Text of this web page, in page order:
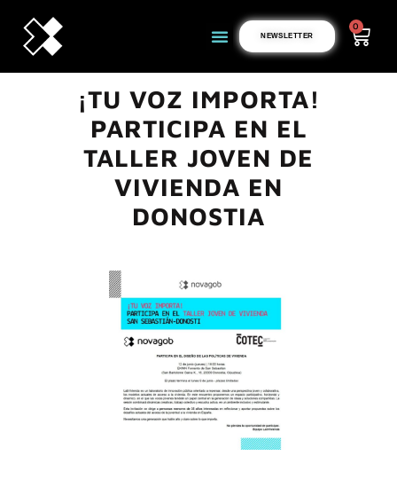
NEWSLETTER
0
¡TU VOZ IMPORTA!
PARTICIPA EN EL
TALLER JOVEN DE
VIVIENDA EN
DONOSTIA